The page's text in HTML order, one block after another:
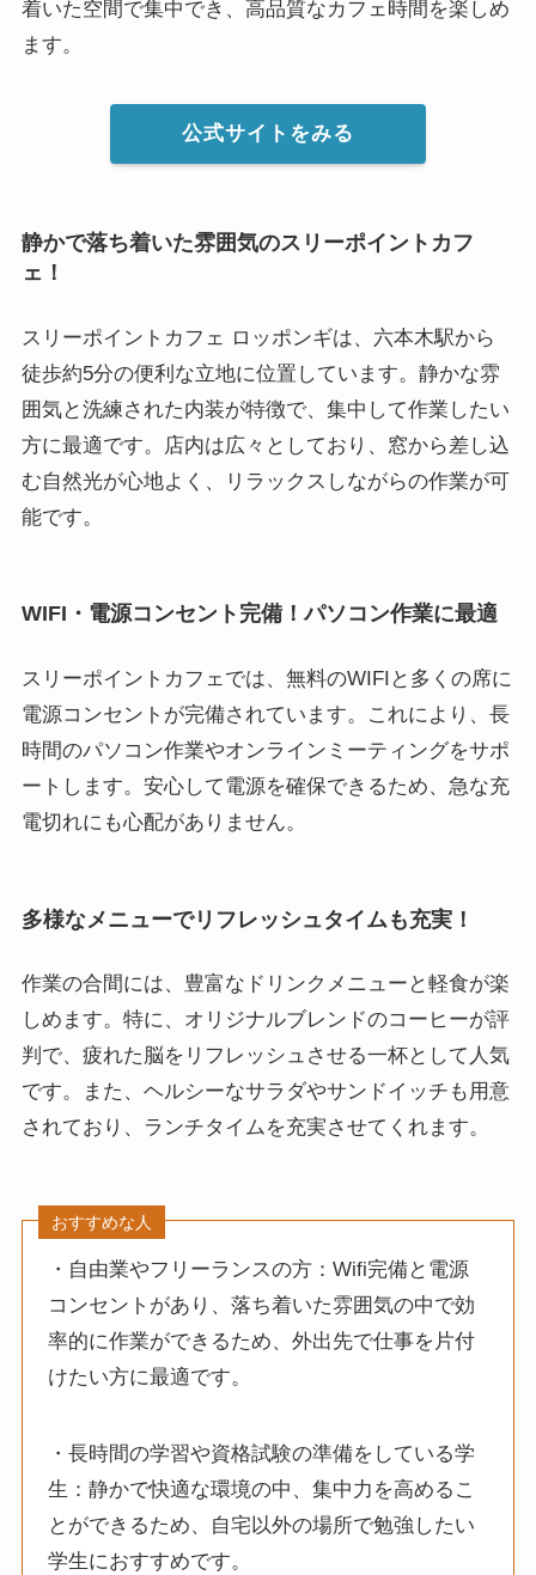
着いた空間で集中でき、高品質なカフェ時間を楽しめ
ます。
公式サイトをみる
静かで落ち着いた雰囲気のスリーポイントカフ
ェ！
スリーポイントカフェ ロッポンギは、六本木駅から
徒歩約5分の便利な立地に位置しています。静かな雰
囲気と洗練された内装が特徴で、集中して作業したい
方に最適です。店内は広々としており、窓から差し込
む自然光が心地よく、リラックスしながらの作業が可
能です。
WIFI・電源コンセント完備！パソコン作業に最適
スリーポイントカフェでは、無料のWIFIと多くの席に
電源コンセントが完備されています。これにより、長
時間のパソコン作業やオンラインミーティングをサポ
ートします。安心して電源を確保できるため、急な充
電切れにも心配がありません。
多様なメニューでリフレッシュタイムも充実！
作業の合間には、豊富なドリンクメニューと軽食が楽
しめます。特に、オリジナルブレンドのコーヒーが評
判で、疲れた脳をリフレッシュさせる一杯として人気
です。また、ヘルシーなサラダやサンドイッチも用意
されており、ランチタイムを充実させてくれます。
おすすめな人
・自由業やフリーランスの方：Wifi完備と電源
コンセントがあり、落ち着いた雰囲気の中で効
率的に作業ができるため、外出先で仕事を片付
けたい方に最適です。
・長時間の学習や資格試験の準備をしている学
生：静かで快適な環境の中、集中力を高めるこ
とができるため、自宅以外の場所で勉強したい
学生におすすめです。